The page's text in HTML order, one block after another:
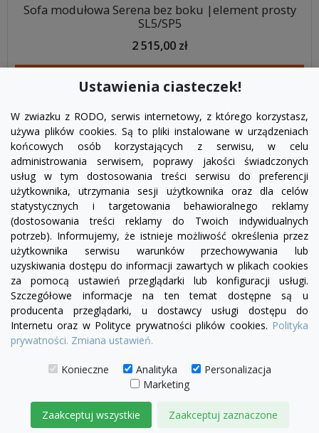
Sofa modułowa Serena bez boku |element prosty
SL5/SP5
2 515,00 zł
FacebookYouTubePinterest
Ustawienia ciasteczek!
W zwiazku z RODO, serwis internetowy, z którego korzystasz,
używa plików cookies. Są to pliki instalowane w urządzeniach
końcowych osób korzystających z serwisu, w celu
administrowania serwisem, poprawy jakości świadczonych
usług w tym dostosowania treści serwisu do preferencji
użytkownika, utrzymania sesji użytkownika oraz dla celów
statystycznych i targetowania behawioralnego reklamy
(dostosowania treści reklamy do Twoich indywidualnych
potrzeb). Informujemy, że istnieje możliwość określenia przez
użytkownika serwisu warunków przechowywania lub
uzyskiwania dostępu do informacji zawartych w plikach cookies
za pomocą ustawień przeglądarki lub konfiguracji usługi.
Szczegółowe informacje na ten temat dostępne są u
producenta przeglądarki, u dostawcy usługi dostępu do
Internetu oraz w Polityce prywatności plików cookies. Polityka
prywatności. Zmiana ustawień.
Konieczne Analityka
Personalizacja
Marketing
Zaakceptuj wszystkie Zaakceptuj zaznaczone
PRODUKTY

INFORMACJE
